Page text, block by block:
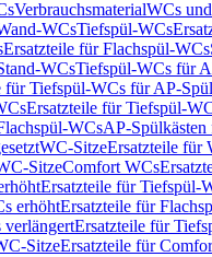
VerbrauchsmaterialWCs
WCsTiefspül-WCs
Ersatzteile für Flachspül-WCs
WCsTiefspül-WCs für
für Tiefspül-WCs für AP-
Ersatzteile für Tiefspül-
WCsAP-
WC-SitzeErsatzteile für
SitzeComfort WCs
Ersatzteile für Tiefspül-
erhöhtErsatzteile für
Ersatzteile für
SitzeErsatzteile für